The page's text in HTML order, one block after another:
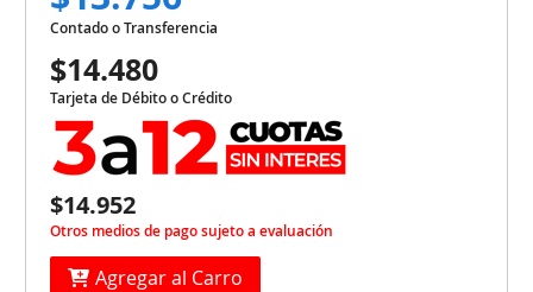
Contado o Transferencia
$14.480
Tarjeta de Débito o Crédito
$14.952
Otros medios de pago sujeto a evaluación
Agregar al Carro